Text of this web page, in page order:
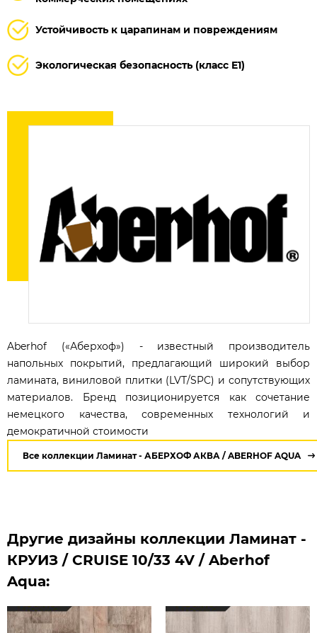
Устойчивость к царапинам и повреждениям
Экологическая безопасность (класс E1)
Aberhof («Аберхоф») - известный производитель
напольных покрытий, предлагающий широкий выбор
ламината, виниловой плитки (LVT/SPC) и сопутствующих
материалов. Бренд позиционируется как сочетание
немецкого качества, современных технологий и
демократичной стоимости
Все коллекции Ламинат - АБЕРХОФ АКВА / ABERHOF AQUA
Другие дизайны коллекции Ламинат -
КРУИЗ / CRUISE 10/33 4V / Aberhof
Aqua: